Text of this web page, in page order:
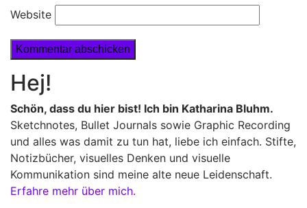
Website
Hej!
Schön, dass du hier bist! Ich bin Katharina Bluhm.
Sketchnotes, Bullet Journals sowie Graphic Recording
und alles was damit zu tun hat, liebe ich einfach. Stifte,
Notizbücher, visuelles Denken und visuelle
Kommunikation sind meine alte neue Leidenschaft.
Erfahre mehr über mich.